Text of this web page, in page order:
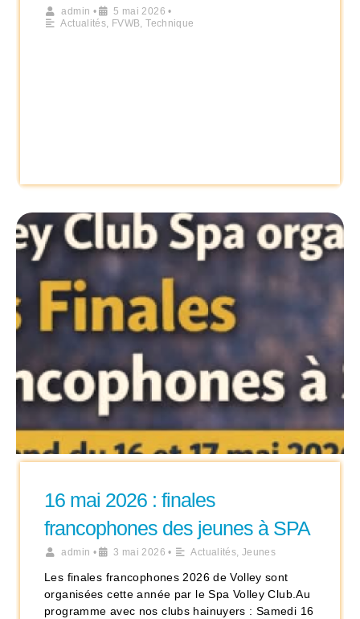
admin • 5 mai 2026 •
Actualités, FVWB,Technique
16 mai 2026 : finales
francophones des jeunes à SPA
admin • 3 mai 2026 • Actualités, Jeunes
Les finales francophones 2026 de Volley sont
organisées cette année par le Spa Volley Club.Au
programme avec nos clubs hainuyers : Samedi 16